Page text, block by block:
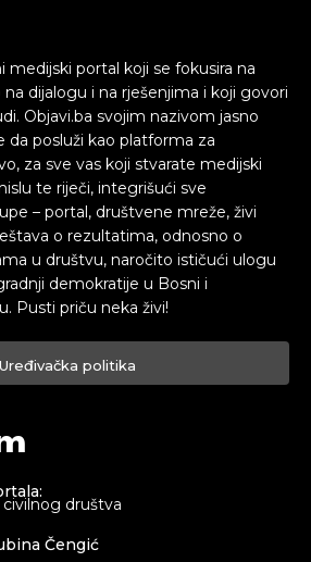
medijski portal koji se fokusira na
dijalogu i na rješenjima i koji govori
Objavi.ba svojim nazivom jasno
da posluži kao platforma za
za sve vas koji stvarate medijski
te riječi, integrišući sve
– portal, društvene mreže, živi
o rezultatima, odnosno o
u društvu, naročito ističući ulogu
demokratije u Bosni i
Pusti priču neka živi!
Uređivačka politika
društva
Čengić